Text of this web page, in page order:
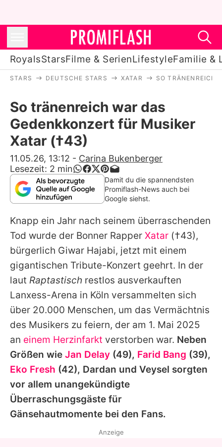
RoyalsStarsFilme & SerienLifestyleFamilie &
Stars
Filme & Serien
Lifestyle
Familie & Liebe
Promiflash Exklusiv
Alle Themen auf Promiflash
Jobs
App runterladen
Team
Redaktionelle Richtlinien
Impressum
Datenschutzerklärung
Nutzungsbedingungen
Utiq verwalten
STARS DEUTSCHE STARS XATAR SO TRÄNENREICH
So tränenreich war das
Gedenkkonzert für Musiker
Xatar (†43)
11.05.26, 13:12 - Carina Bukenberger
Lesezeit: 2 min
Damit du die spannendsten
Promiflash-News auch bei
Google siehst.
Knapp ein Jahr nach seinem überraschenden
Tod wurde der Bonner Rapper Xatar (†43),
bürgerlich Giwar Hajabi, jetzt mit einem
gigantischen Tribute-Konzert geehrt. In der
laut Raptastisch restlos ausverkauften
Lanxess-Arena in Köln versammelten sich
über 20.000 Menschen, um das Vermächtnis
des Musikers zu feiern, der am 1. Mai 2025
an einem Herzinfarkt verstorben war. Neben
Größen wie Jan Delay (49), Farid Bang (39),
Eko Fresh (42), Dardan und Veysel sorgten
vor allem unangekündigte
Überraschungsgäste für
Gänsehautmomente bei den Fans.
Anzeige